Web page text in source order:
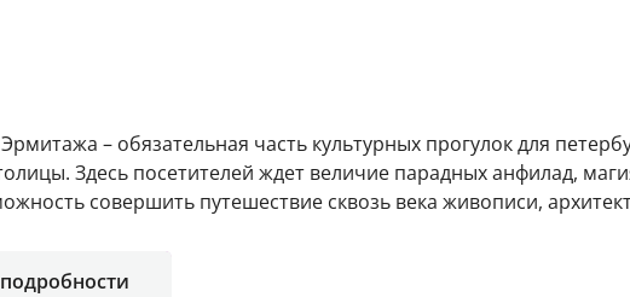
– обязательная часть культурных прогулок для
Здесь посетителей ждет величие парадных анфилад,
совершить путешествие сквозь века живописи,